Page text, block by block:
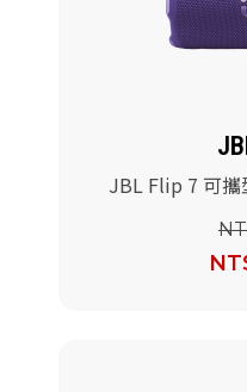
JBL Flip 7 可攜